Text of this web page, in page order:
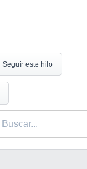
Seguir este hilo